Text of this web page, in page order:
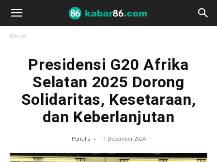
Berita
Presidensi G20 Afrika
Selatan 2025 Dorong
Solidaritas, Kesetaraan,
dan Keberlanjutan
Penulis - 11 Desember 2024